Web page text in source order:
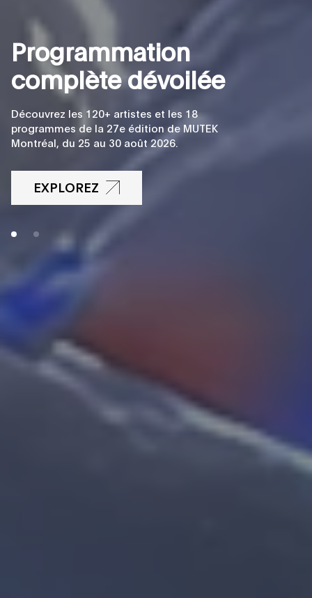
Programmation
complètedévoilée
Découvrez les 120+ artistes et les 18
programmes de la 27e édition de MUTEK
Montréal, du 25 au 30 août 2026.
EXPLOREZ